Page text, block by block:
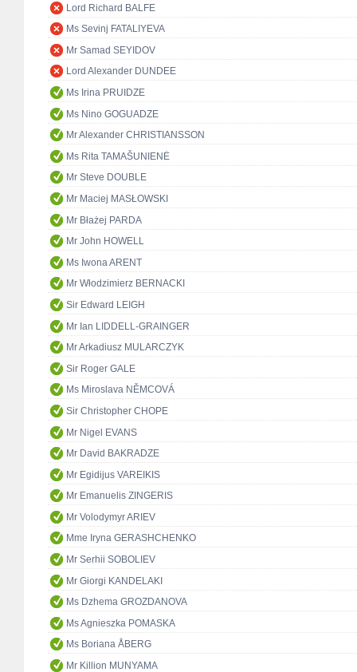
Lord Richard BALFE
Ms Sevinj FATALIYEVA
Mr Samad SEYIDOV
Lord Alexander DUNDEE
Ms Irina PRUIDZE
Ms Nino GOGUADZE
Mr Alexander CHRISTIANSSON
Ms Rita TAMAŠUNIENĖ
Mr Steve DOUBLE
Mr Maciej MASŁOWSKI
Mr Błażej PARDA
Mr John HOWELL
Ms Iwona ARENT
Mr Włodzimierz BERNACKI
Sir Edward LEIGH
Mr Ian LIDDELL-GRAINGER
Mr Arkadiusz MULARCZYK
Sir Roger GALE
Ms Miroslava NĚMCOVÁ
Sir Christopher CHOPE
Mr Nigel EVANS
Mr David BAKRADZE
Mr Egidijus VAREIKIS
Mr Emanuelis ZINGERIS
Mr Volodymyr ARIEV
Mme Iryna GERASHCHENKO
Mr Serhii SOBOLIEV
Mr Giorgi KANDELAKI
Ms Dzhema GROZDANOVA
Ms Agnieszka POMASKA
Ms Boriana ÅBERG
Mr Killion MUNYAMA